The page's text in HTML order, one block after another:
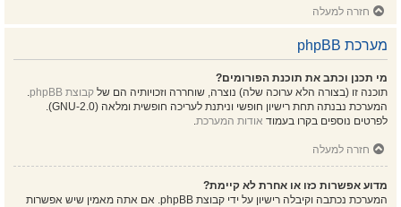
חזרה למעלה
מערכת phpBB
מי תכנן וכתב את תוכנת הפורומים?
תוכנה זו (בצורה הלא ערוכה שלה) נוצרה, שוחררה וזכויותיה הם של קבוצת phpBB
.
המערכת נבנתה תחת רישיון חופשי וניתנת לעריכה חופשית ומלאה (GNU-2.0).
לפרטים נוספים בקרו בעמוד אודות המערכת.
חזרה למעלה
מדוע אפשרות כזו או אחרת לא קיימת?
המערכת נכתבה וקיבלה רישיון על ידי קבוצת phpBB. אם אתה מאמין שיש אפשרות